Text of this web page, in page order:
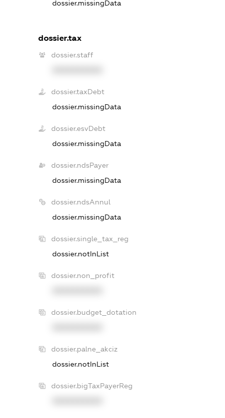
dossier.missingData
dossier.tax
dossier.staff
dossier.taxDebt
dossier.missingData
dossier.esvDebt
dossier.missingData
dossier.ndsPayer
dossier.missingData
dossier.ndsAnnul
dossier.missingData
dossier.single_tax_reg
dossier.notInList
dossier.non_profit
dossier.budget_dotation
dossier.palne_akciz
dossier.notInList
dossier.bigTaxPayerReg